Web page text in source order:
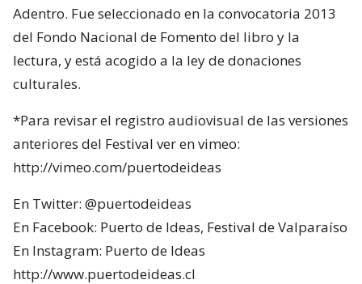
Adentro. Fue seleccionado en la convocatoria 2013
del Fondo Nacional de Fomento del libro y la
lectura, y está acogido a la ley de donaciones
culturales.
*Para revisar el registro audiovisual de las versiones
anteriores del Festival ver en vimeo:
http://vimeo.com/puertodeideas
En Twitter: @puertodeideas
En Facebook: Puerto de Ideas, Festival de Valparaíso
En Instagram: Puerto de Ideas
http://www.puertodeideas.cl